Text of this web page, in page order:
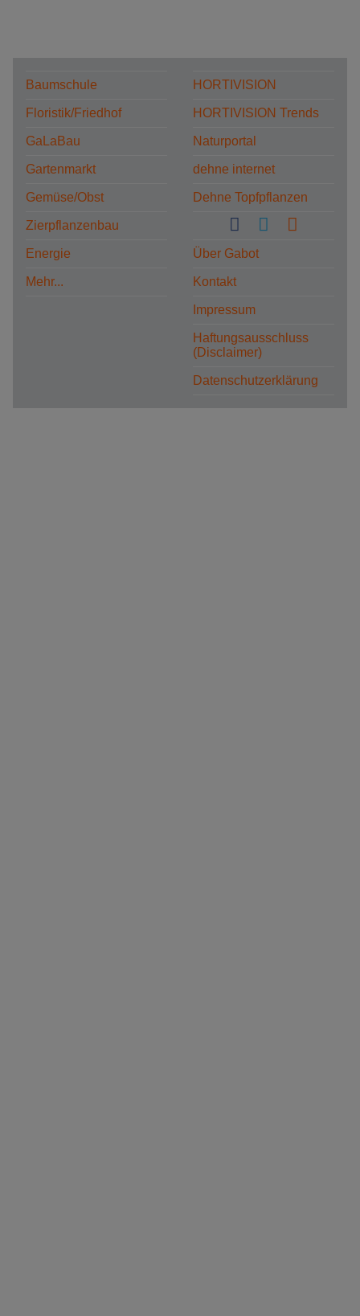
Baumschule
Floristik/Friedhof
GaLaBau
Gartenmarkt
Gemüse/Obst
Zierpflanzenbau
Energie
Mehr...
HORTIVISION
HORTIVISION Trends
Naturportal
dehne internet
Dehne Topfpflanzen
Über Gabot
Kontakt
Impressum
Haftungsausschluss
(Disclaimer)
Datenschutzerklärung